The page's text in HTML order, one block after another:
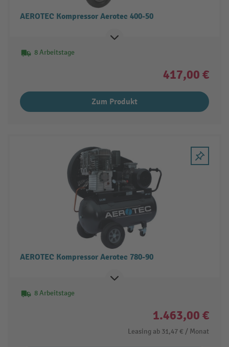
AEROTEC Kompressor Aerotec 400-50
8 Arbeitstage
417,00 €
Zum Produkt
AEROTEC Kompressor Aerotec 780-90
8 Arbeitstage
1.463,00 €
Leasing ab 31,47 € / Monat